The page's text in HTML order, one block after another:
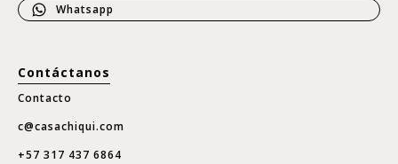
Whatsapp
Contáctanos
Contacto
c@casachiqui.com
+57 317 437 6864